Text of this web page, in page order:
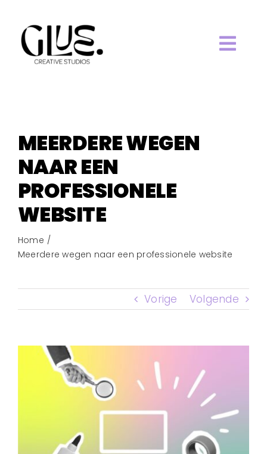
inhoud
WORK.
SERVICES.
BLOG.
MEERDERE WEGEN
NAAR EEN
PROFESSIONELE
WEBSITE
Home
Meerdere wegen naar een professionele website
Vorige Volgende
Bekijk
grotere
afbeelding